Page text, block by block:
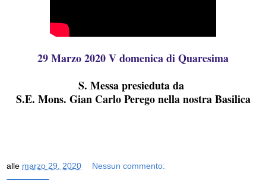
29 Marzo 2020 V domenica di Quaresima
S. Messa presieduta da
S.E. Mons. Gian Carlo Perego nella nostra Basilica
alle marzo 29, 2020 Nessun commento: